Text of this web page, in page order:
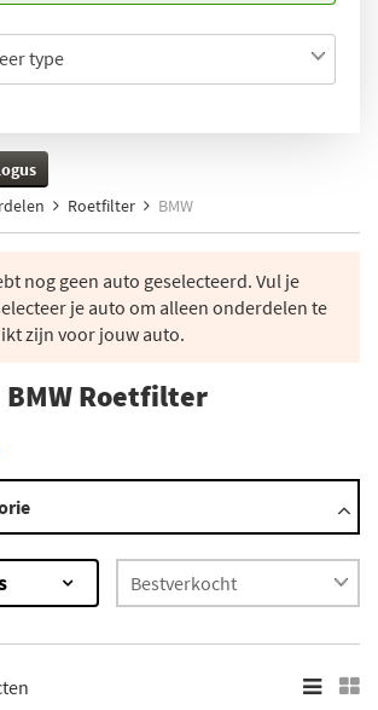
type
Roetfilter BMW
nog geen auto geselecteerd. Vul je
je auto om alleen onderdelen te
zijn voor jouw auto.
BMW Roetfilter